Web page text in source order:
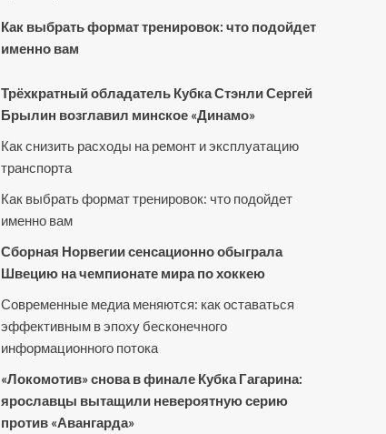
Как выбрать формат тренировок: что подойдет
именно вам
Трёхкратный обладатель Кубка Стэнли Сергей
Брылин возглавил минское «Динамо»
Как снизить расходы на ремонт и эксплуатацию
транспорта
Как выбрать формат тренировок: что подойдет
именно вам
Сборная Норвегии сенсационно обыграла
Швецию на чемпионате мира по хоккею
Современные медиа меняются: как оставаться
эффективным в эпоху бесконечного
информационного потока
«Локомотив» снова в финале Кубка Гагарина:
ярославцы вытащили невероятную серию
против «Авангарда»